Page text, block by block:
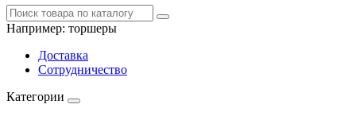
Например: торшеры
Доставка
Сотрудничество
Категории